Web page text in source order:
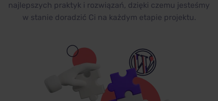
najlepszych praktyk i rozwiązań, dzięki czemu jesteśmy
w stanie doradzić Ci na każdym etapie projektu.